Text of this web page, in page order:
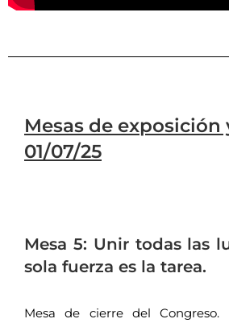
Mesas de exposición
01/07/25
Mesa 5: Unir todas las
sola fuerza es la tarea.
Mesa de cierre del Congreso.